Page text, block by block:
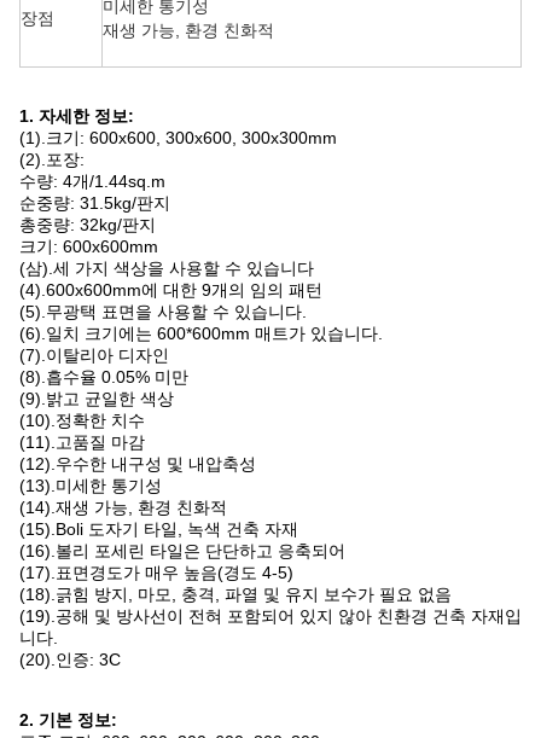
장점
미세한 통기성
재생 가능, 환경 친화적
1. 자세한 정보:
(1).크기: 600x600, 300x600, 300x300mm
(2).포장:
수량: 4개/1.44sq.m
순중량: 31.5kg/판지
총중량: 32kg/판지
크기: 600x600mm
(삼).세 가지 색상을 사용할 수 있습니다
(4).600x600mm에 대한 9개의 임의 패턴
(5).무광택 표면을 사용할 수 있습니다.
(6).일치 크기에는 600*600mm 매트가 있습니다.
(7).이탈리아 디자인
(8).흡수율 0.05% 미만
(9).밝고 균일한 색상
(10).정확한 치수
(11).고품질 마감
(12).우수한 내구성 및 내압축성
(13).미세한 통기성
(14).재생 가능, 환경 친화적
(15).Boli 도자기 타일, 녹색 건축 자재
(16).볼리 포세린 타일은 단단하고 응축되어
(17).표면경도가 매우 높음(경도 4-5)
(18).긁힘 방지, 마모, 충격, 파열 및 유지 보수가 필요 없음
(19).공해 및 방사선이 전혀 포함되어 있지 않아 친환경 건축 자재입
니다.
(20).인증: 3C
2. 기본 정보: